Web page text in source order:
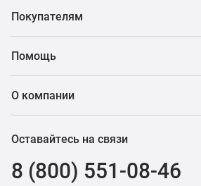
Покупателям
Помощь
О компании
Оставайтесь на связи
8 (800) 551-08-46